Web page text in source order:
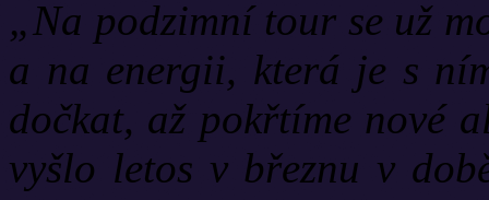
„Na podzimní tour se už
a na energii, která je s
dočkat, až pokřtíme nové
vyšlo letos v březnu v